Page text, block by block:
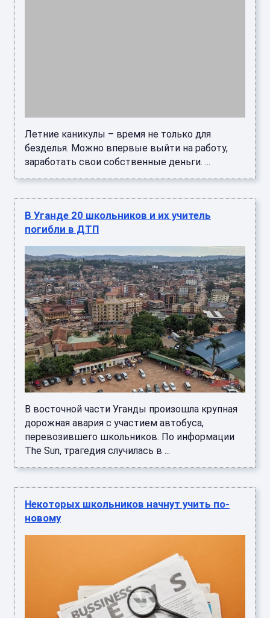
Летние каникулы – время не только для
безделья. Можно впервые выйти на работу,
заработать свои собственные деньги. ...
В Уганде 20 школьников и их учитель
погибли в ДТП
В восточной части Уганды произошла крупная
дорожная авария с участием автобуса,
перевозившего школьников. По информации
The Sun, трагедия случилась в ...
Некоторых школьников начнут учить по-
новому